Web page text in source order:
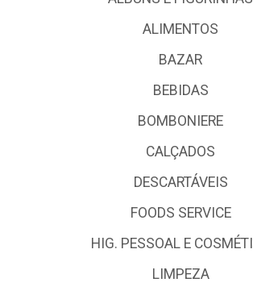
ALIMENTOS
BAZAR
BEBIDAS
BOMBONIERE
CALÇADOS
DESCARTÁVEIS
FOODS SERVICE
HIG. PESSOAL E
LIMPEZA